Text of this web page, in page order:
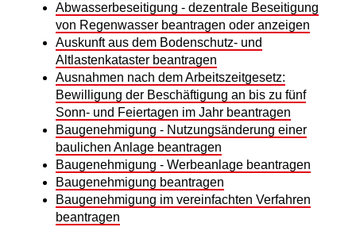
Abwasserbeseitigung - dezentrale Beseitigung
von Regenwasser beantragen oder anzeigen
Auskunft aus dem Bodenschutz- und
Altlastenkataster beantragen
Ausnahmen nach dem Arbeitszeitgesetz:
Bewilligung der Beschäftigung an bis zu fünf
Sonn- und Feiertagen im Jahr beantragen
Baugenehmigung - Nutzungsänderung einer
baulichen Anlage beantragen
Baugenehmigung - Werbeanlage beantragen
Baugenehmigung beantragen
Baugenehmigung im vereinfachten Verfahren
beantragen